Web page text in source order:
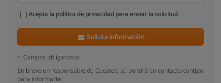
Acepta la política de privacidad para enviar la solicitud
Solicita información
* Campos obligatorios
En breve un responsable de Cecatec, se pondrá en contacto contigo
para informarte